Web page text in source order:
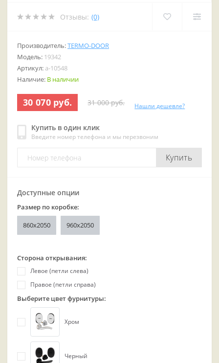
Отзывы: (0)
Производитель:TERMO-DOOR
Модель: 19342
Артикул: a-10548
Наличие: В наличии
30 070 руб. 31 000 руб. Нашли дешевле?
Купить в один клик
Введите номер телефона и мы перезвоним
Купить
Доступные опции
Размер по коробке:
860x2050 960x2050
Сторона открывания:
Левое (петли слева)
Правое (петли справа)
Выберите цвет фурнитуры:
Хром
Черный